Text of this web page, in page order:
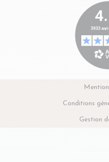
Conditions
Gestion